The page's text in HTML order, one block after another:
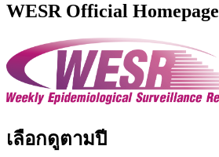
WESR Official Homepage
เลือกดูตามปี